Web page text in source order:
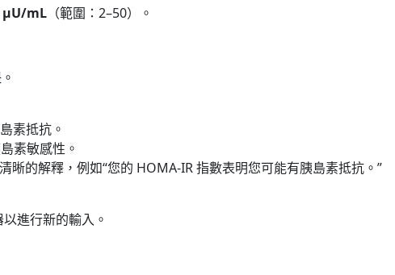
μU/mL （範圍：2–50）。
素抵抗。
素敏感性。
晰的解釋，例如“您的 HOMA-IR 指數表明您可能有胰島素抵抗。”
進行新的輸入。